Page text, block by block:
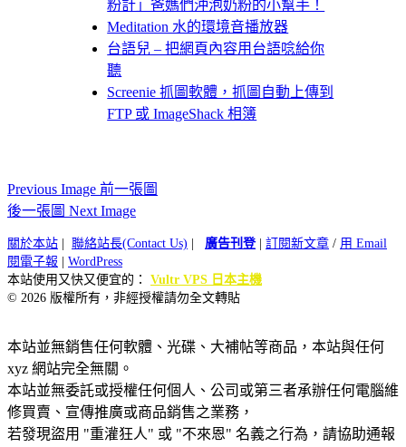
粉計」爸媽們沖泡奶粉的小幫手！
Meditation 水的環境音播放器
台語兒 – 把網頁內容用台語唸給你
聽
Screenie 抓圖軟體，抓圖自動上傳到
FTP 或 ImageShack 相簿
Previous Image 前一張圖
後一張圖 Next Image
關於本站 聯絡站長(Contact Us) 廣告刊登| 訂閱新文章 / 用 Email
閱電子報
WordPress
本站使用又快又便宜的： Vultr VPS 日本主機
© 2026 版權所有，非經授權請勿全文轉貼
本站並無銷售任何軟體、光碟、大補帖等商品，本站與任何
xyz 網站完全無關。
本站並無委託或授權任何個人、公司或第三者承辦任何電腦維
修買賣、宣傳推廣或商品銷售之業務，
若發現盜用 "重灌狂人" 或 "不來恩" 名義之行為，請協助通報